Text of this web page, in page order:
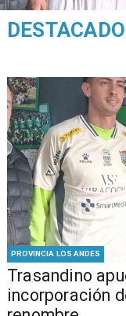
PROVINCIA LOS ANDES
Trasandino
incorporación